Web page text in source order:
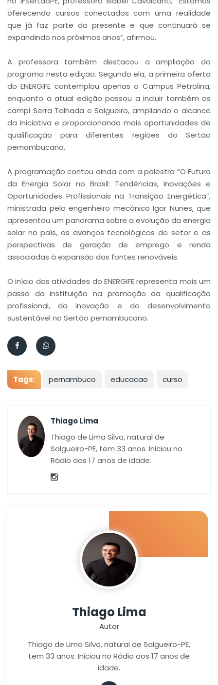
oferecendo cursos conectados com uma realidade
que já faz parte do presente e que continuará se
expandindo nos próximos anos”, afirmou.
A professora também destacou a ampliação do
programa nesta edição. Segundo ela, a primeira oferta
do ENERGIFE contemplou apenas o Campus Petrolina,
enquanto a atual edição passou a incluir também os
campi Serra Talhada e Salgueiro, ampliando o alcance
da iniciativa e proporcionando mais oportunidades de
qualificação para diferentes regiões do Sertão
pernambucano.
A programação contou ainda com a palestra “O Futuro
da Energia Solar no Brasil: Tendências, Inovações e
Oportunidades Profissionais na Transição Energética”,
ministrada pelo engenheiro mecânico Igor Nunes, que
apresentou um panorama sobre a evolução da energia
solar no país, os avanços tecnológicos do setor e as
perspectivas de geração de emprego e renda
associadas à expansão das fontes renováveis.
O início das atividades do ENERGIFE representa mais um
passo da instituição na promoção da qualificação
profissional, da inovação e do desenvolvimento
sustentável no Sertão pernambucano.
Tags: pernambuco educacao curso
Thiago Lima
Thiago de Lima Silva, natural de
Salgueiro-PE, tem 33 anos. Iniciou no
Rádio aos 17 anos de idade.
Thiago Lima
Autor
Thiago de Lima Silva, natural de Salgueiro-PE,
tem 33 anos. Iniciou no Rádio aos 17 anos de
idade.